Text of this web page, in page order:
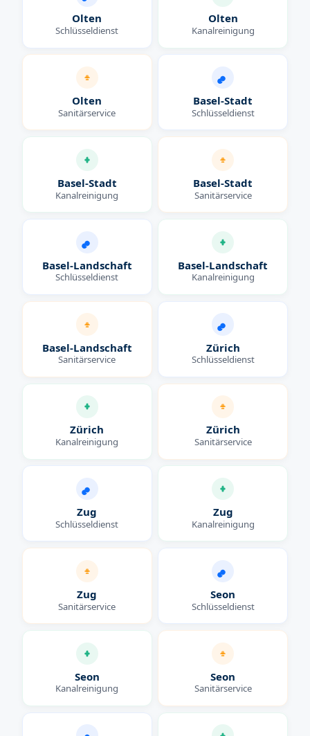
Olten
Schlüsseldienst
Olten
Kanalreinigung
Olten
Sanitärservice
Basel-Stadt
Schlüsseldienst
Basel-Stadt
Kanalreinigung
Basel-Stadt
Sanitärservice
Basel-Landschaft
Schlüsseldienst
Basel-Landschaft
Kanalreinigung
Basel-Landschaft
Sanitärservice
Zürich
Schlüsseldienst
Zürich
Kanalreinigung
Zürich
Sanitärservice
Zug
Schlüsseldienst
Zug
Kanalreinigung
Zug
Sanitärservice
Seon
Schlüsseldienst
Seon
Kanalreinigung
Seon
Sanitärservice